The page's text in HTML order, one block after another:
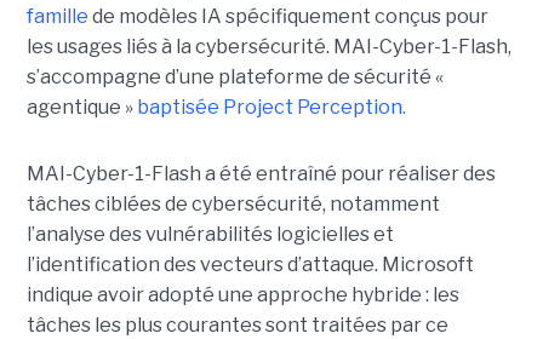
famille de modèles IA spécifiquement conçus pour
les usages liés à la cybersécurité. MAI-Cyber-1-Flash,
s’accompagne d’une plateforme de sécurité «
agentique » baptisée Project Perception.
MAI-Cyber-1-Flash a été entraîné pour réaliser des
tâches ciblées de cybersécurité, notamment
l’analyse des vulnérabilités logicielles et
l’identification des vecteurs d’attaque. Microsoft
indique avoir adopté une approche hybride : les
tâches les plus courantes sont traitées par ce